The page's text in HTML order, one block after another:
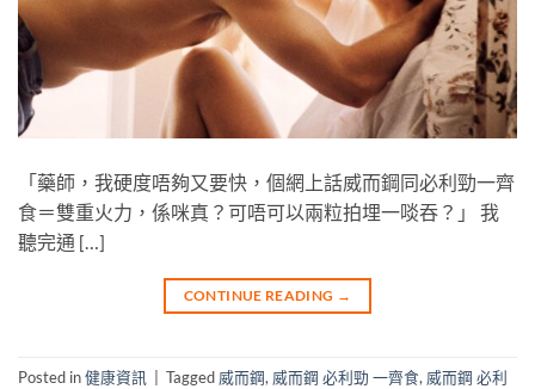
「藥師，我硬度唔夠又要快，個網上話威而鋼同必利勁一齊
食＝雙重火力，係咪真？可唔可以兩粒拍埋一啖吞？」 我
聽完通 […]
CONTINUE READING →
Posted in健康資訊 Tagged 威而鋼, 威而鋼 必利勁 一齊食, 威而鋼 必利